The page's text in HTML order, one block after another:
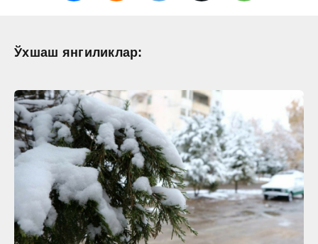
Ўхшаш янгиликлар: